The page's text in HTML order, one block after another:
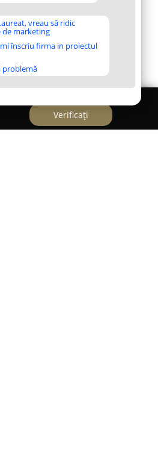
vreau să ridic
de marketing
înscriu firma in proiectul
problemă
Verificați